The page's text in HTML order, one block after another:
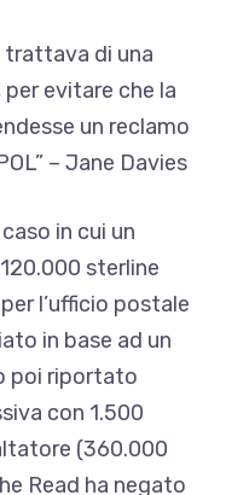
di una
evitare che la
un reclamo
– Jane Davies
in cui un
sterline
l’ufficio postale
in base ad un
poi riportato
con 1.500
(360.000
Read ha negato